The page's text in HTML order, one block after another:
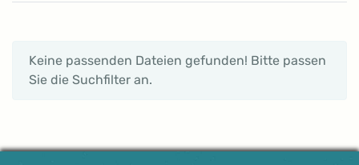
Artikel
Keine passenden Dateien gefunden! Bitte passen
Sie die Suchfilter an.